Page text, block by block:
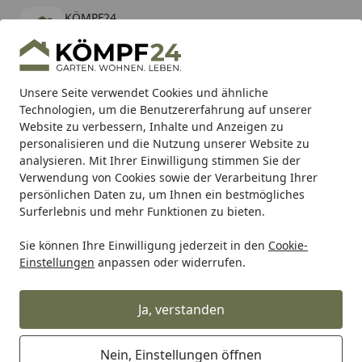
Unsere Seite verwendet Cookies und ähnliche
Technologien, um die Benutzererfahrung auf unserer
Website zu verbessern, Inhalte und Anzeigen zu
personalisieren und die Nutzung unserer Website zu
analysieren. Mit Ihrer Einwilligung stimmen Sie der
Verwendung von Cookies sowie der Verarbeitung Ihrer
persönlichen Daten zu, um Ihnen ein bestmögliches
Surferlebnis und mehr Funktionen zu bieten.
Sie können Ihre Einwilligung jederzeit in den Cookie-
Einstellungen anpassen oder widerrufen.
Ja, verstanden
Nein, Einstellungen öffnen
KÖMPF24
kostenlos - Im App Store
Hotline
Alle Produkte
Mein Konto
Suchen
Karibu Pools inkl. gratis Sandfilteranlage & Pool-
Starterset (Gesamtwert bis 468,99€)
Startseite
WMF WMF Kochsignal-Dichtung für alle WMF
WMF Kochsignal-Dichtung für alle
WMF Schnellkochtöpfe Perfect Ultra
und Pe